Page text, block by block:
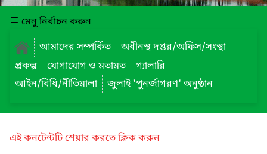
মেনু নির্বাচন করুন
আমাদের সম্পর্কিত
অধীনস্থ দপ্তর/অফিস/সংস্থা
প্রকল্প
যোগাযোগ ও মতামত
গ্যালারি
আইন/বিধি/নীতিমালা
জুলাই 'পুনর্জাগরণ' অনুষ্ঠান
এই কনটেন্টটি শেয়ার করতে ক্লিক করুন